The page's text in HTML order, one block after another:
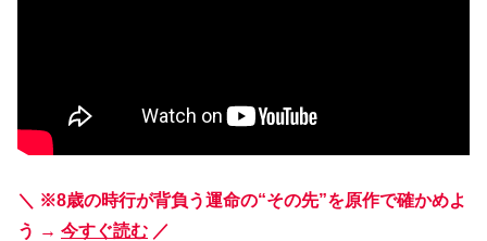
＼ ※8歳の時行が背負う運命の“その先”を原作で確かめよ
う → 今すぐ読む ／